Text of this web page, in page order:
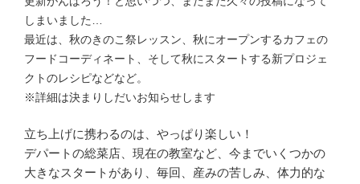
しまいました…
最近は、秋のきのこ祭レッスン、秋にオープンするカフェの
フードコーディネート、そして秋にスタートする新プロジェ
クトのレシピなどなど。
※詳細は決まりしだいお知らせします
立ち上げに携わるのは、やっぱり楽しい！
デパートの総菜店、現在の教室など、今までいくつかの
大きなスタートがあり、毎回、産みの苦しみ、体力的な